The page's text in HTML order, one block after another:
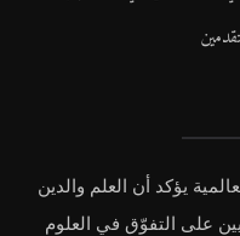
يؤكد أن العلم والدين
على التفوّق في العلوم